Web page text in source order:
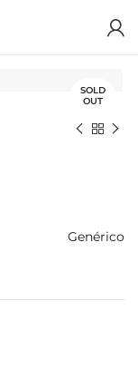
SOLD
OUT
Genérico